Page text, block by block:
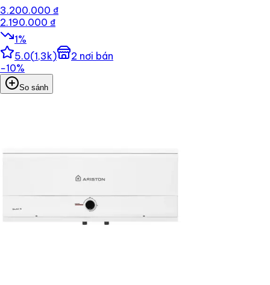
3.200.000 ₫
2.190.000 ₫
1%
5.0(1,3k) 2 nơi bán
−10%
So sánh